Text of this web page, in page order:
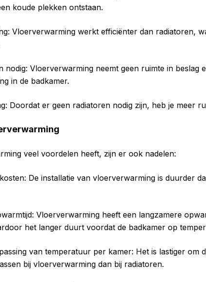
koude plekken ontstaan.
Vloerverwarming werkt efficiënter dan radiatoren,
nodig: Vloerverwarming neemt geen ruimte in beslag
in de badkamer.
Doordat er geen radiatoren nodig zijn, heb je meer
veel voordelen heeft, zijn er ook nadelen:
De installatie van vloerverwarming is duurder
Vloerverwarming heeft een langzamere
het langer duurt voordat de badkamer op
van temperatuur per kamer: Het is lastiger om
bij vloerverwarming dan bij radiatoren.